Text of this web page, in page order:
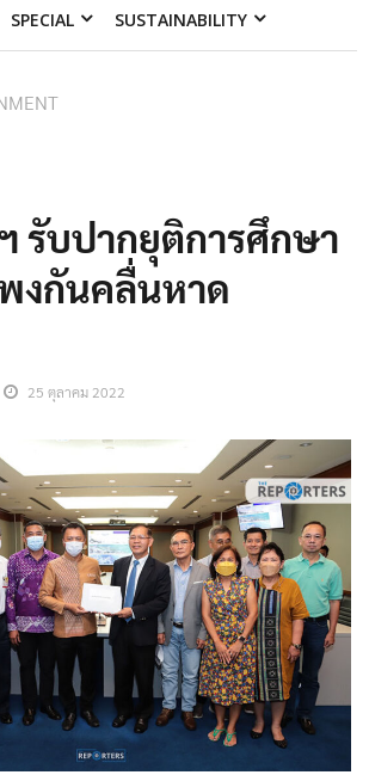
SPECIAL SUSTAINABILITY
รับปากยุติการศึกษา
งกันคลื่นหาด
25 ตุลาคม 2022